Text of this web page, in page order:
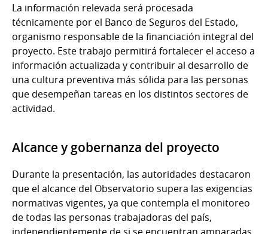
La información relevada será procesada
técnicamente por el Banco de Seguros del Estado,
organismo responsable de la financiación integral del
proyecto. Este trabajo permitirá fortalecer el acceso a
información actualizada y contribuir al desarrollo de
una cultura preventiva más sólida para las personas
que desempeñan tareas en los distintos sectores de
actividad.
Alcance y gobernanza del proyecto
Durante la presentación, las autoridades destacaron
que el alcance del Observatorio supera las exigencias
normativas vigentes, ya que contempla el monitoreo
de todas las personas trabajadoras del país,
independientemente de si se encuentran amparadas